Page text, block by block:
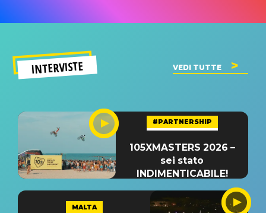
INTERVISTE VEDI TUTTE
#PARTNERSHIP
105XMASTERS 2026 –
sei stato
INDIMENTICABILE!
MALTA